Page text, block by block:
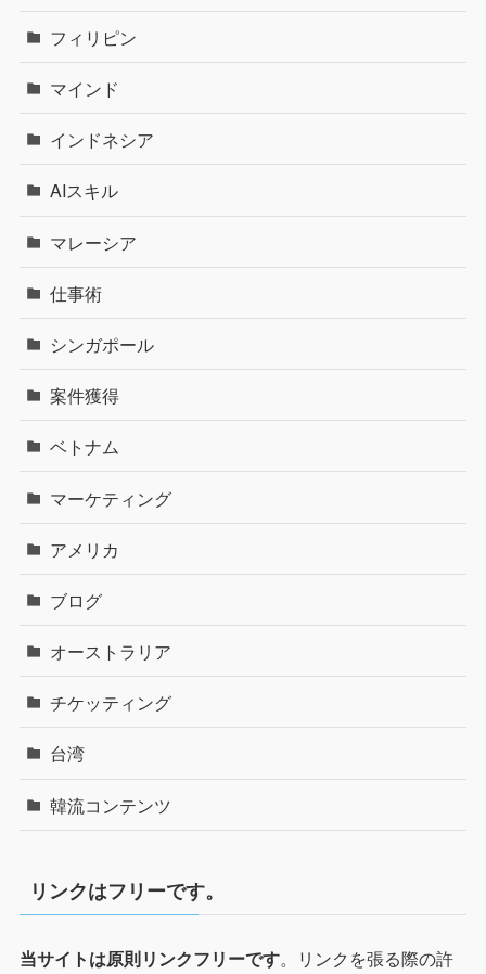
フィリピン
マインド
インドネシア
AIスキル
マレーシア
仕事術
シンガポール
案件獲得
ベトナム
マーケティング
アメリカ
ブログ
オーストラリア
チケッティング
台湾
韓流コンテンツ
リンクはフリーです。
当サイトは原則リンクフリーです。リンクを張る際の許